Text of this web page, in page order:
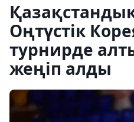
Оңтүстік
турнирде
жеңіп алды